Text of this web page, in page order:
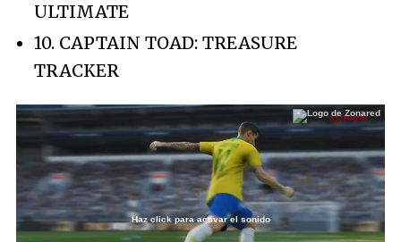
ULTIMATE
10. CAPTAIN TOAD: TREASURE
TRACKER
Haz click para activar el sonido